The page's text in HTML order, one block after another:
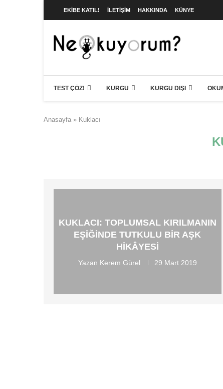
EKIBE KATIL! İLETIŞIM HAKKINDA KÜNYE
TEST ÇÖZ! KURGU KURGU DIŞI
Anasayfa » Kuklacı
​KUKLACI: TOPLUMSAL KIRILMANIN
EŞIĞINDE TUTKULU BIR AŞK
HIKÂYESI
Yazan Kerem Gürel 29 Mart 2019